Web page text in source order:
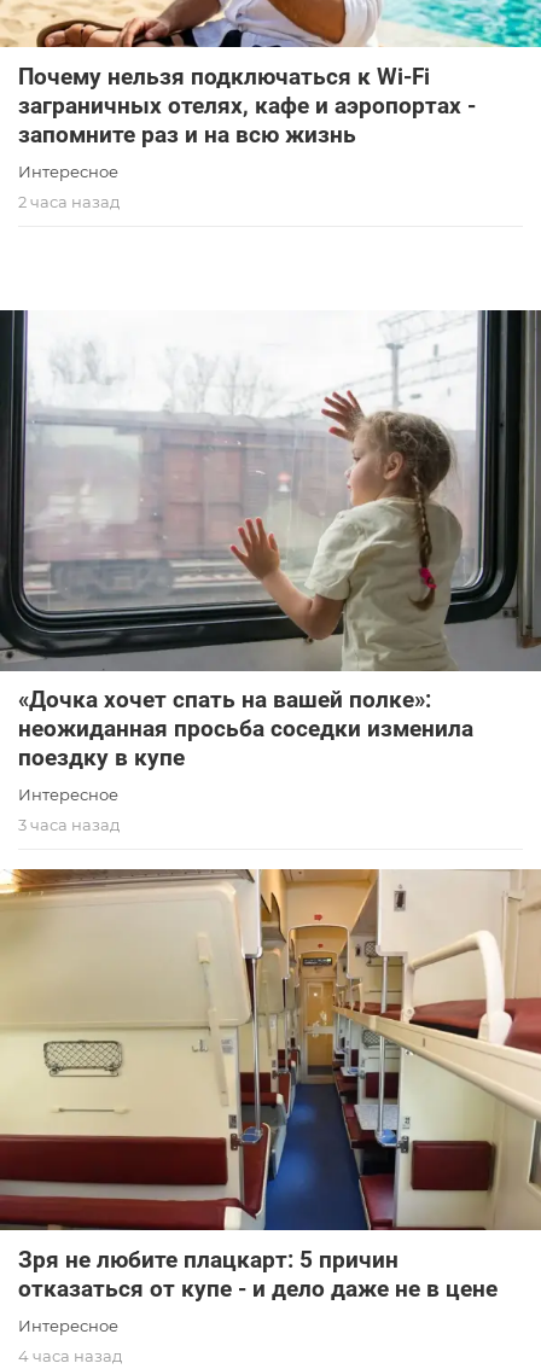
Почему нельзя подключаться к Wi-Fi
заграничных отелях, кафе и аэропортах -
запомните раз и на всю жизнь
Интересное
2 часа назад
«Дочка хочет спать на вашей полке»:
неожиданная просьба соседки изменила
поездку в купе
Интересное
3 часа назад
Зря не любите плацкарт: 5 причин
отказаться от купе - и дело даже не в цене
Интересное
4 часа назад